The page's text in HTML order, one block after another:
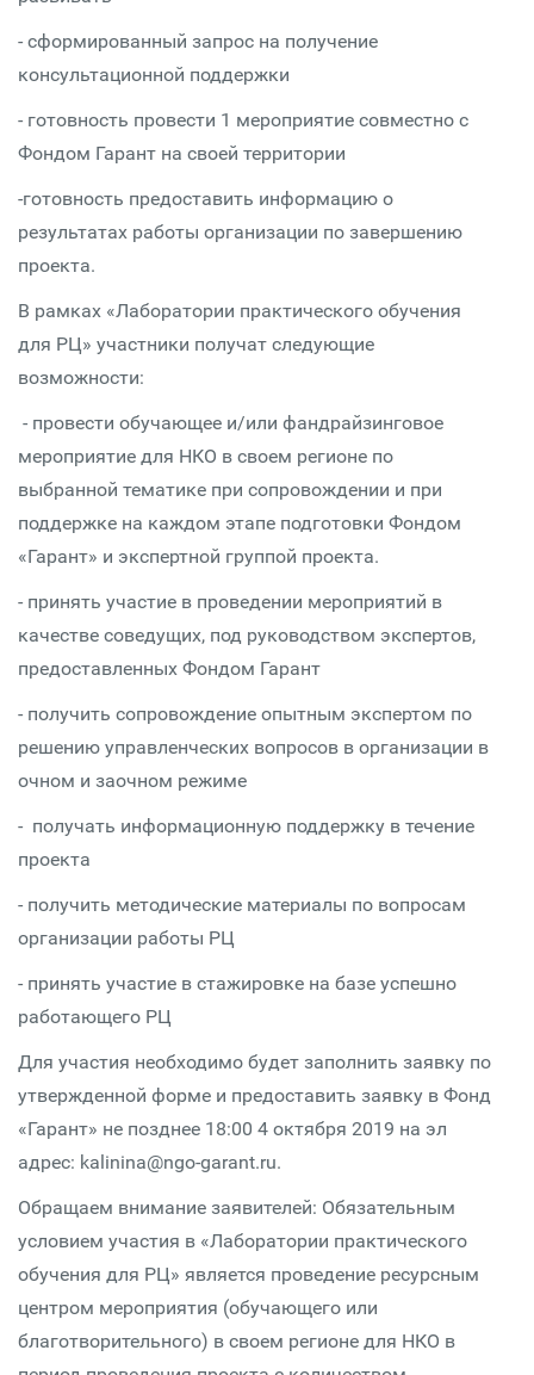
- сформированный запрос на получение
консультационной поддержки
- готовность провести 1 мероприятие совместно с
Фондом Гарант на своей территории
-готовность предоставить информацию о
результатах работы организации по завершению
проекта.
В рамках «Лаборатории практического обучения
для РЦ» участники получат следующие
возможности:
- провести обучающее и/или фандрайзинговое
мероприятие для НКО в своем регионе по
выбранной тематике при сопровождении и при
поддержке на каждом этапе подготовки Фондом
«Гарант» и экспертной группой проекта.
- принять участие в проведении мероприятий в
качестве соведущих, под руководством экспертов,
предоставленных Фондом Гарант
- получить сопровождение опытным экспертом по
решению управленческих вопросов в организации в
очном и заочном режиме
- получать информационную поддержку в течение
проекта
- получить методические материалы по вопросам
организации работы РЦ
- принять участие в стажировке на базе успешно
работающего РЦ
Для участия необходимо будет заполнить заявку по
утвержденной форме и предоставить заявку в Фонд
«Гарант» не позднее 18:00 4 октября 2019 на эл
адрес: kalinina@ngo-garant.ru.
Обращаем внимание заявителей: Обязательным
условием участия в «Лаборатории практического
обучения для РЦ» является проведение ресурсным
центром мероприятия (обучающего или
благотворительного) в своем регионе для НКО в